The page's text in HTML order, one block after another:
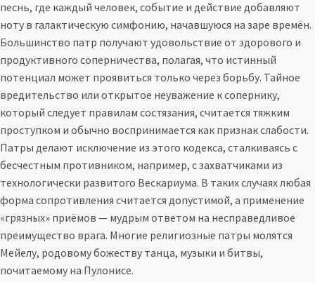
песнь, где каждый человек, событие и действие добавляют
ноту в галактическую симфонию, начавшуюся на заре времён.
Большинство патр получают удовольствие от здорового и
продуктивного соперничества, полагая, что истинный
потенциал может проявиться только через борьбу. Тайное
вредительство или открытое неуважение к сопернику,
который следует правилам состязания, считается тяжким
проступком и обычно воспринимается как признак слабости.
Патры делают исключение из этого кодекса, сталкиваясь с
бесчестным противником, например, с захватчиками из
технологически развитого Вескариума. В таких случаях любая
форма сопротивления считается допустимой, а применение
«грязных» приёмов — мудрым ответом на несправедливое
преимущество врага. Многие религиозные патры молятся
Мейелу, родовому божеству танца, музыки и битвы,
почитаемому на Пулонисе.